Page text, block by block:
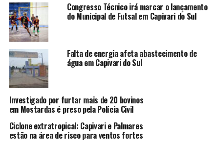
Congresso Técnico irá marcar o lançamento
do Municipal de Futsal em Capivari do Sul
Falta de energia afeta abastecimento de
água em Capivari do Sul
Investigado por furtar mais de 20 bovinos
em Mostardas é preso pela Polícia Civil
Ciclone extratropical: Capivari e Palmares
estão na área de risco para ventos fortes